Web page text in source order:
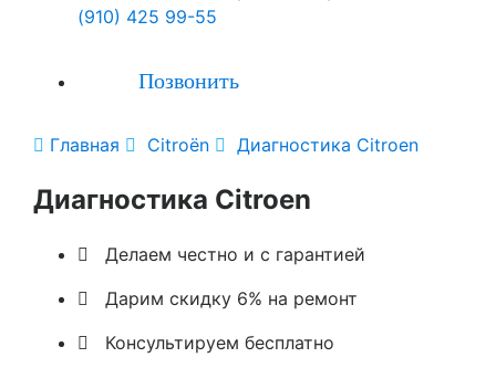
(910) 425 99-55
Позвонить
 Главная  Citroën  Диагностика Citroen
Диагностика Citroen
 Делаем честно и с гарантией
 Дарим скидку 6% на ремонт
 Консультируем бесплатно